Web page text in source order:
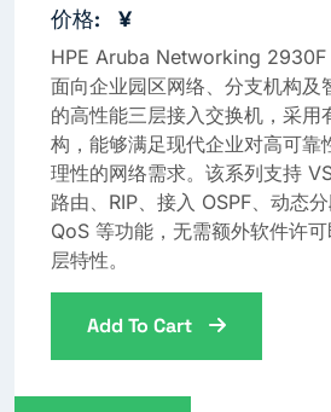
价格:
¥
HPE Aruba Networking 2930F
面向企业园区网络、分支机构及
的高性能三层接入交换机，采用
构，能够满足现代企业对高可靠
理性的网络需求。该系列支持
路由、RIP、接入 OSPF、动态
QoS 等功能，无需额外软件许
层特性。
Add To Cart